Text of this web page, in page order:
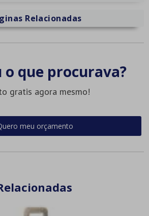
Relacionadas
o que procurava?
gratis agora mesmo!
meu orçamento